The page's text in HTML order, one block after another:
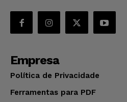
Empresa
Política de Privacidade
Ferramentas para PDF